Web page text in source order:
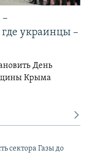
украинцы –
День
Крыма
сектора Газы до